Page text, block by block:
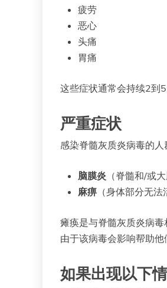
疲劳
恶心
头痛
胃痛
这些症状通常会持续2到5
严重症状
感染脊髓灰质炎病毒的
脑膜炎 （脊髓和/或
麻痹 （身体部分无
瘫痪是与脊髓灰质炎病
由于该病毒会影响帮助他
如果出现以下